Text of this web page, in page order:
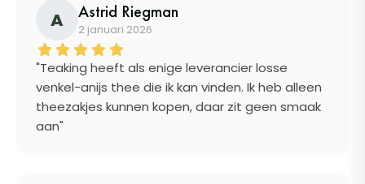
A Astrid Riegman
2 januari 2026
"Teaking heeft als enige leverancier losse
venkel-anijs thee die ik kan vinden. Ik heb alleen
theezakjes kunnen kopen, daar zit geen smaak
aan"